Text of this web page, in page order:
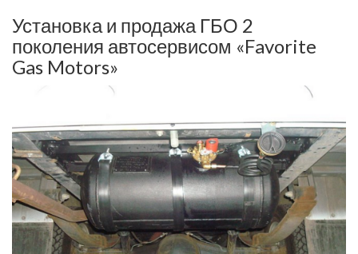
Установка и продажа ГБО 2
поколения автосервисом «Favorite
Gas Motors»